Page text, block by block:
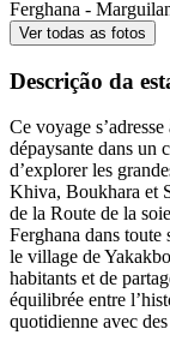
Ver todas as fotos
Descrição da
Ce voyage
dépaysante dans un
d’explorer les
Khiva, Boukhara et
de la Route de la
Ferghana dans toute
le village de
habitants et de
équilibrée entre
quotidienne avec